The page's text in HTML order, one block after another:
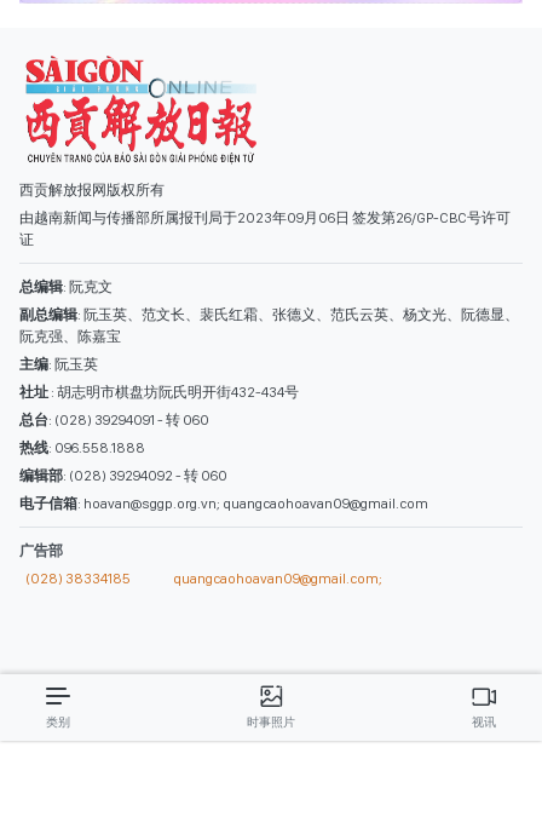
西贡解放报网版权所有
由越南新闻与传播部所属报刊局于2023年09月06日 签发第26/GP-CBC号许可
证
总编辑: 阮克文
副总编辑: 阮玉英、范文长、裴氏红霜、张德义、范氏云英、杨文光、阮德显、
阮克强、陈嘉宝
主编: 阮玉英
社址 : 胡志明市棋盘坊阮氏明开街432-434号
总台: (028) 39294091 - 转 060
热线: 096.558.1888
编辑部: (028) 39294092 - 转 060
电子信箱: hoavan@sggp.org.vn; quangcaohoavan09@gmail.com
广告部
(028) 38334185
quangcaohoavan09@gmail.com;
类别 时事照片 视讯